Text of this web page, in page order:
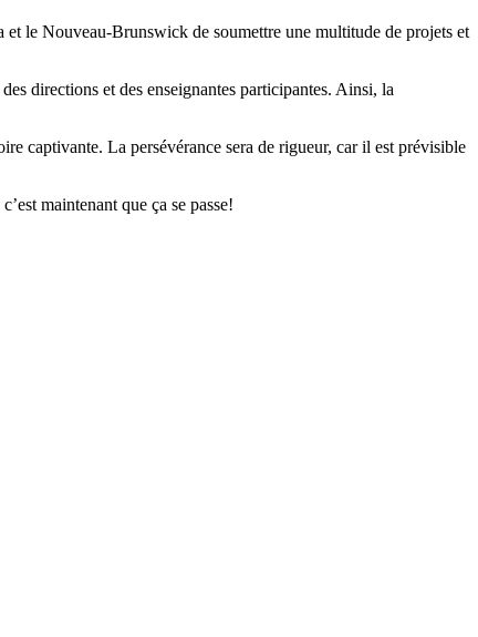
et le Nouveau-Brunswick de soumettre une multitude de projets et
directions et des enseignantes participantes. Ainsi, la
captivante. La persévérance sera de rigueur, car il est prévisible
maintenant que ça se passe!